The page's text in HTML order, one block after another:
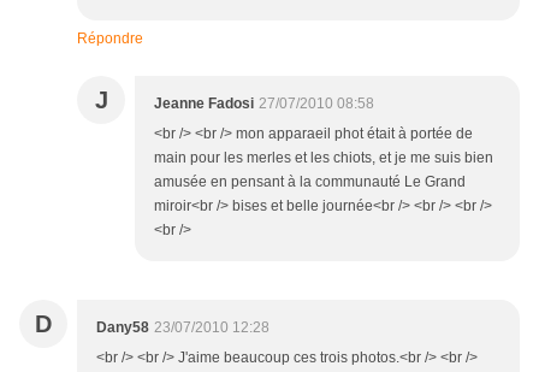
Répondre
J Jeanne Fadosi 27/07/2010 08:58
<br /> <br /> mon apparaeil phot était à portée de
main pour les merles et les chiots, et je me suis bien
amusée en pensant à la communauté Le Grand
miroir<br /> bises et belle journée<br /> <br /> <br />
<br />
D Dany58 23/07/2010 12:28
<br /> <br /> J'aime beaucoup ces trois photos.<br /> <br />